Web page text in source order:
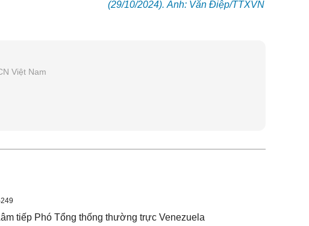
(29/10/2024). Ảnh: Văn Điệp/TTXVN
Việt Nam
tiếp Phó Tổng thống thường trực Venezuela